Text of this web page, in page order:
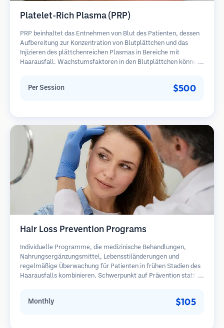
Platelet-Rich Plasma (PRP)
PRP beinhaltet das Entnehmen von Blut des Patienten, dessen
Aufbereitung zur Konzentration von Blutplättchen und das
Injizieren des plättchenreichen Plasmas in Bereiche mit
Haarausfall. Wachstumsfaktoren in den Blutplättchen können
mehrere Sitzungen erforderlich.
Per Session $500
Hair Loss Prevention Programs
Individuelle Programme, die medizinische Behandlungen,
Nahrungsergänzungsmittel, Lebensstiländerungen und
regelmäßige Überwachung für Patienten in frühen Stadien des
Haarausfalls kombinieren. Schwerpunkt auf Prävention statt
Monthly $105